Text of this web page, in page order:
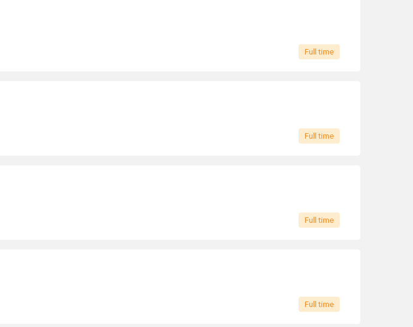
Full time
Full time
Full time
Full time